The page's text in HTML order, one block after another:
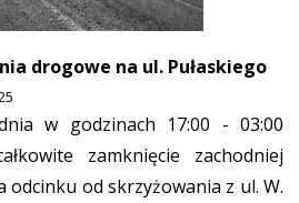
drogowe na ul. Pułaskiego
w godzinach 17:00 - 03:00
zamknięcie zachodniej
odcinku od skrzyżowania z ul. W.